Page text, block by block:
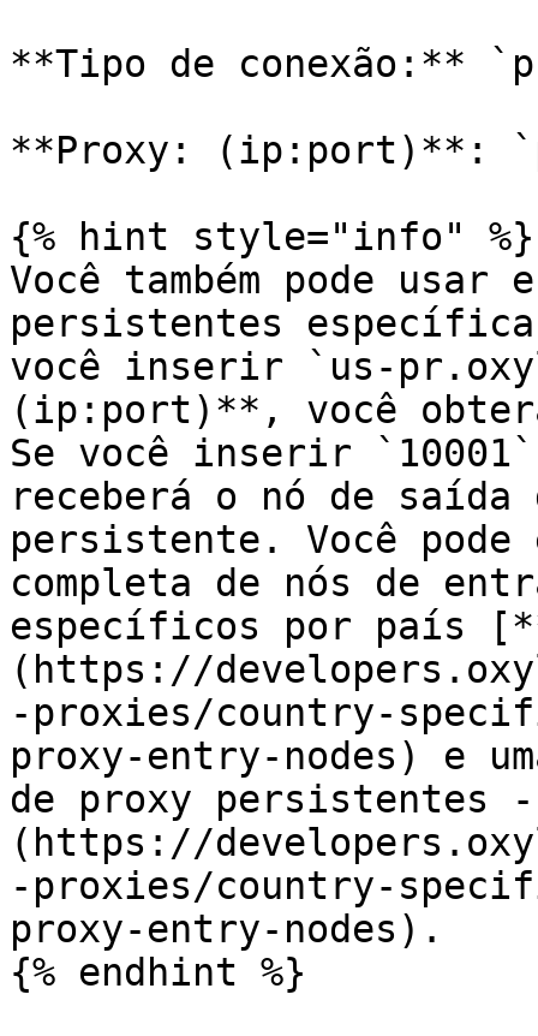
**Tipo de conexão:**
**Proxy: (ip:port)**:
{% hint style="info" %}
Você também pode
persistentes
você inserir `us-
(ip:port)**, você
Se você inserir
receberá o nó de saída
persistente. Você
completa de nós de
específicos por país
(https://
-proxies/country-
proxy-entry-nodes) e
de proxy persistentes
(https://
-proxies/country-
proxy-entry-nodes).
{% endhint %}